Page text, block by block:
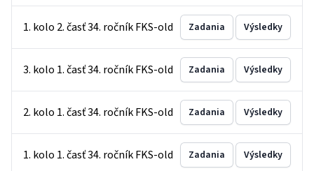
1. kolo 2. časť 34. ročník FKS-old Zadania Výsledky
3. kolo 1. časť 34. ročník FKS-old Zadania Výsledky
2. kolo 1. časť 34. ročník FKS-old Zadania Výsledky
1. kolo 1. časť 34. ročník FKS-old Zadania Výsledky